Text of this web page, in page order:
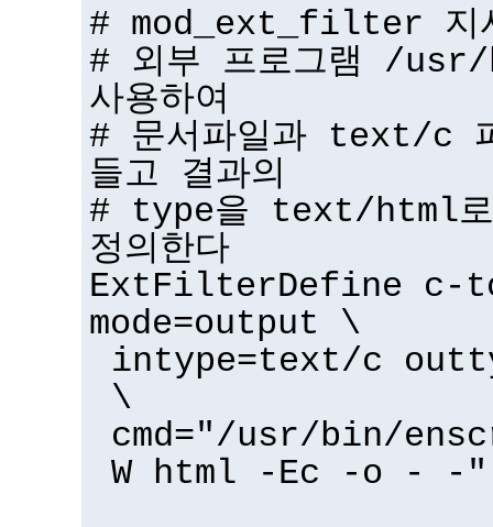
# mod_ext_filter 지
# 외부 프로그램 /
사용하여
# 문서파일과 text/c
들고 결과의
# type을 text/html로
정의한다
ExtFilterDefine c-
mode=output \
intype=text/c
\
cmd="/usr/bin/
W html -Ec -o - -"